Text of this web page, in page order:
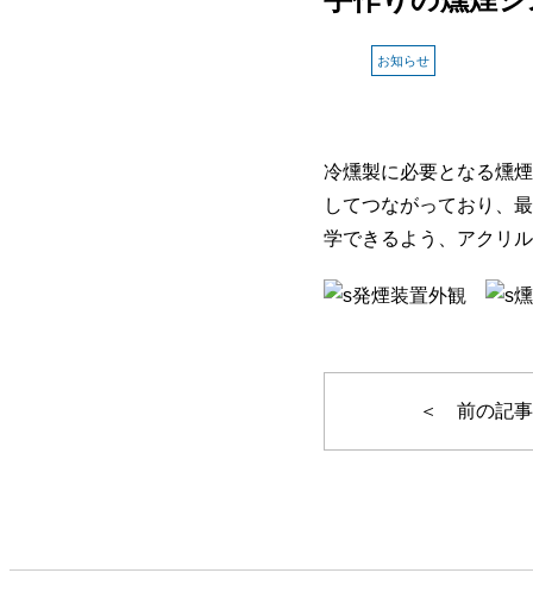
お知らせ
冷燻製に必要となる燻
してつながっており、
学できるよう、アクリ
＜ 前の記事